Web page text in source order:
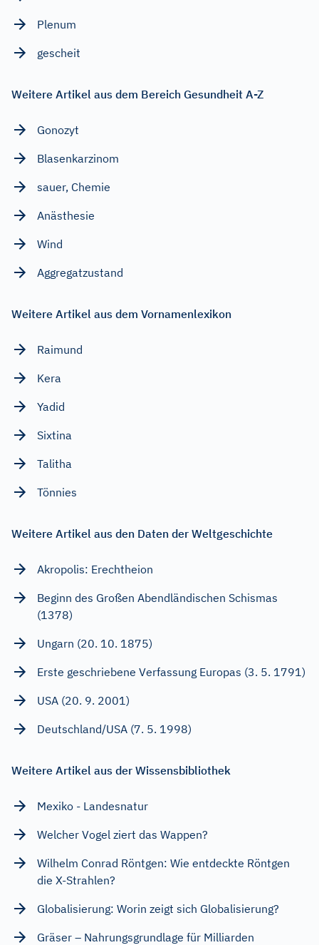
Plenum
gescheit
Weitere Artikel aus dem Bereich Gesundheit A-Z
Gonozyt
Blasenkarzinom
sauer, Chemie
Anästhesie
Wind
Aggregatzustand
Weitere Artikel aus dem Vornamenlexikon
Raimund
Kera
Yadid
Sixtina
Talitha
Tönnies
Weitere Artikel aus den Daten der Weltgeschichte
Akropolis: Erechtheion
Beginn des Großen Abendländischen Schismas
(1378)
Ungarn (20. 10. 1875)
Erste geschriebene Verfassung Europas (3. 5. 1791)
USA (20. 9. 2001)
Deutschland/USA (7. 5. 1998)
Weitere Artikel aus der Wissensbibliothek
Mexiko - Landesnatur
Welcher Vogel ziert das Wappen?
Wilhelm Conrad Röntgen: Wie entdeckte Röntgen
die X-Strahlen?
Globalisierung: Worin zeigt sich Globalisierung?
Gräser – Nahrungsgrundlage für Milliarden